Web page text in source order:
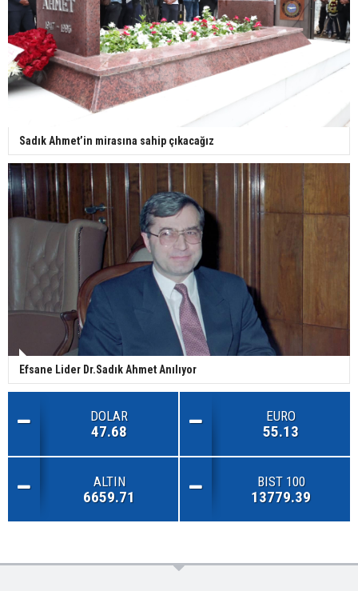
Sadık Ahmet’in mirasına sahip çıkacağız
Efsane Lider Dr.Sadık Ahmet Anılıyor
DOLAR
47.68
EURO
55.13
ALTIN
6659.71
BIST 100
13779.39